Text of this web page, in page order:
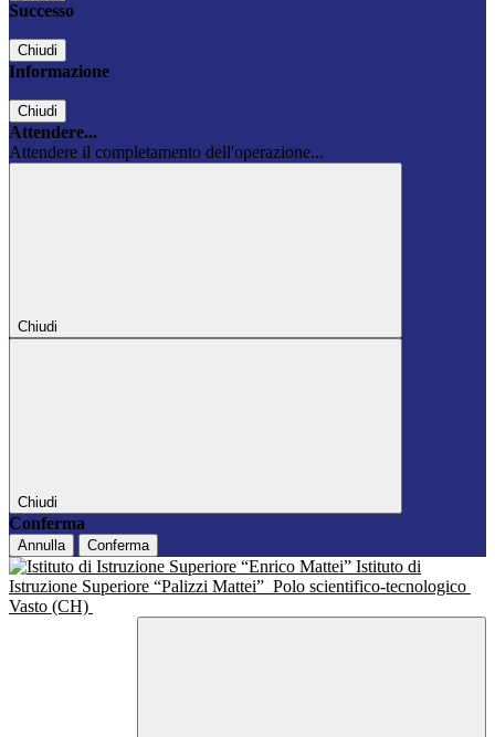
Successo
Chiudi
Informazione
Chiudi
Attendere...
Attendere il completamento dell'operazione...
Chiudi
Chiudi
Conferma
Annulla Conferma
Istituto di
Istruzione Superiore “Palizzi Mattei” Polo scientifico-tecnologico
Vasto (CH)